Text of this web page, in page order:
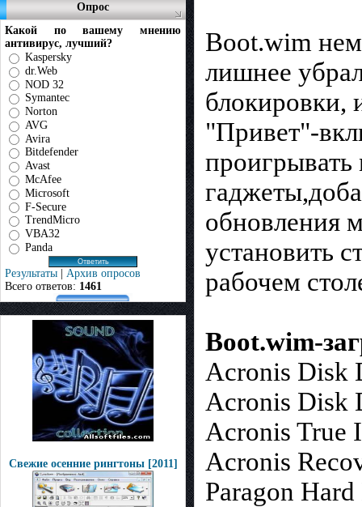
Опрос
Какой по вашему мнению
антивирус, лучший?
Kaspersky
dr.Web
NOD 32
Symantec
Norton
AVG
Avira
Bitdefender
Avast
McAfee
Microsoft
F-Secure
TrendMicro
VBA32
Panda
Результаты | Архив опросов
Всего ответов: 1461
Свежие осенние рингтоны [2011]
Boot.wim
лишнее
блокировки,
"Привет"-
обновления
установить
рабочем
Boot.wim-
Acronis Disk
Acronis Disk
Acronis True
Acronis
Paragon